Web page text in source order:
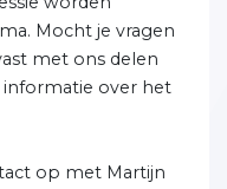
Mocht je vragen
met ons delen
informatie over het
op met Martijn